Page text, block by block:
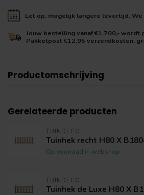
Let op, mogelijk langere levertijd. We
Jouw bestelling vanaf €1.700,- wordt
Pakketpost €12,95 verzendkosten,
Productomschrijving
Gerelateerde producten
TUINDECO
Tuinhek recht H80 X
Op voorraad in webshop
TUINDECO
Tuinhek de Luxe H80 X